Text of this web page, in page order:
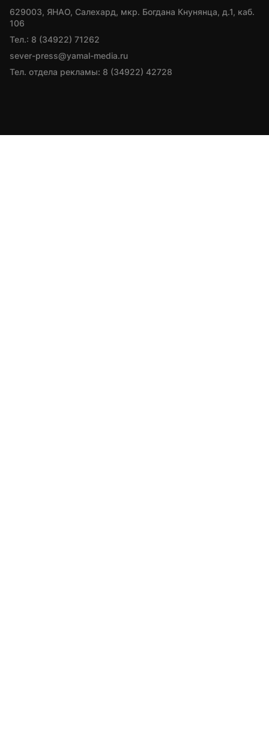
629003, ЯНАО, Салехард, мкр. Богдана Кнунянца, д.1, каб.
106
Тел.: 8 (34922) 71262
sever-press@yamal-media.ru
Тел. отдела рекламы: 8 (34922) 42728